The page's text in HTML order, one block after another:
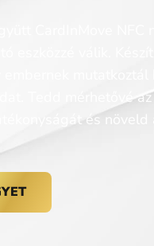
embernek
Tedd mérhetővé
és növeld